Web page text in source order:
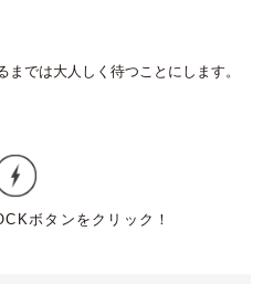
では大人しく待つことにします。